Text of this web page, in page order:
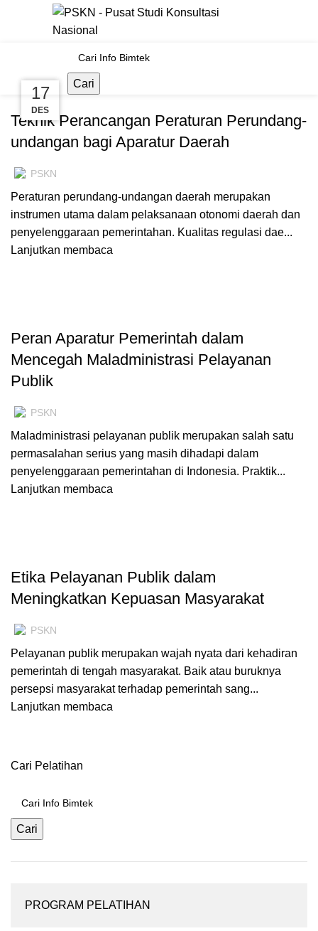
Cari
Tag Archives: Aparatur
Pemerintah
08
JAN
PELATIHAN MANAJEMEN & EKONOMI, SOSPOL, HUKUM
Teknik Perancangan Peraturan Perundang-
undangan bagi Aparatur Daerah
PSKN
Peraturan perundang-undangan daerah merupakan
instrumen utama dalam pelaksanaan otonomi daerah dan
penyelenggaraan pemerintahan. Kualitas regulasi dae...
Lanjutkan membaca
18
DES
Peran Aparatur Pemerintah dalam
Mencegah Maladministrasi Pelayanan
Publik
PSKN
Maladministrasi pelayanan publik merupakan salah satu
permasalahan serius yang masih dihadapi dalam
penyelenggaraan pemerintahan di Indonesia. Praktik...
Lanjutkan membaca
17
DES
PELATIHAN PEMERINTAH
Etika Pelayanan Publik dalam
Meningkatkan Kepuasan Masyarakat
PSKN
Pelayanan publik merupakan wajah nyata dari kehadiran
pemerintah di tengah masyarakat. Baik atau buruknya
persepsi masyarakat terhadap pemerintah sang...
Lanjutkan membaca
Cari Pelatihan
Cari
PROGRAM PELATIHAN